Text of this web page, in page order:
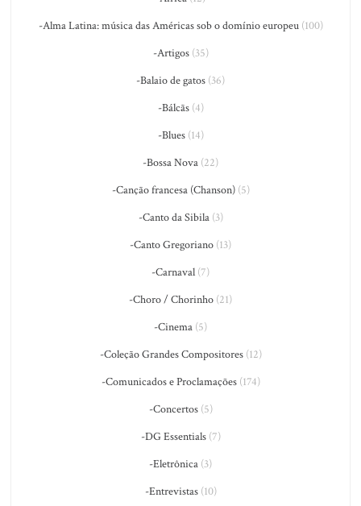
-Alma Latina: música das Américas sob o domínio europeu(100)
-Artigos(35)
-Balaio de gatos (36)
-Bálcãs(4)
-Blues(14)
-Bossa Nova (22)
-Canção francesa (Chanson)(5)
-Canto da Sibila(3)
-Canto Gregoriano (13)
-Carnaval (7)
-Choro / Chorinho (21)
-Cinema (5)
-Coleção Grandes Compositores(12)
-Comunicados e Proclamações(174)
-Concertos(5)
-DG Essentials(7)
-Eletrônica (3)
-Entrevistas(10)